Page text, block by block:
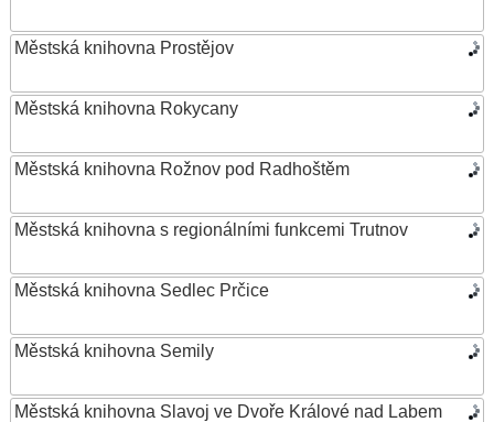
Městská knihovna Prostějov
Městská knihovna Rokycany
Městská knihovna Rožnov pod Radhoštěm
Městská knihovna s regionálními funkcemi Trutnov
Městská knihovna Sedlec Prčice
Městská knihovna Semily
Městská knihovna Slavoj ve Dvoře Králové nad Labem